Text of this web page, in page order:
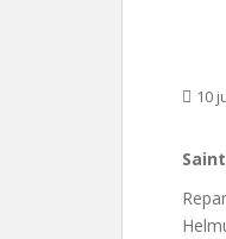
10